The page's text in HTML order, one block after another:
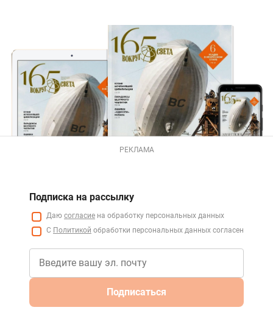
РЕКЛАМА
Подписка на рассылку
Даю согласие на обработку персональных данных
С Политикой обработки персональных данных согласен
Подписаться